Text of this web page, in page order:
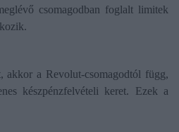
csomagodban foglalt limitek
akkor a Revolut-csomagodtól függ,
készpénzfelvételi keret. Ezek a